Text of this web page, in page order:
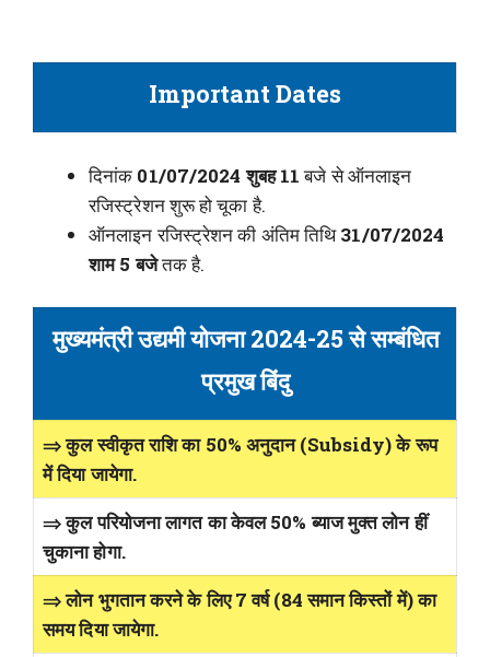
Important Dates
दिनांक 01/07/2024 शुबह 11बजे से ऑनलाइन
रजिस्ट्रेशन शुरू हो चूका है.
ऑनलाइन रजिस्ट्रेशन की अंतिम तिथि31/07/2024
शाम 5 बजेतक है.
मुख्यमंत्री उद्यमी योजना 2024-25 से सम्बंधित
प्रमुख बिंदु
⇒ कुल स्वीकृत राशि का 50% अनुदान (Subsidy) के रूप
में दिया जायेगा.
⇒ कुल परियोजना लागत का केवल 50% ब्याज मुक्त लोन हीं
चुकाना होगा.
⇒ लोन भुगतान करने के लिए 7 वर्ष (84 समान किस्तों में) का
समय दिया जायेगा.